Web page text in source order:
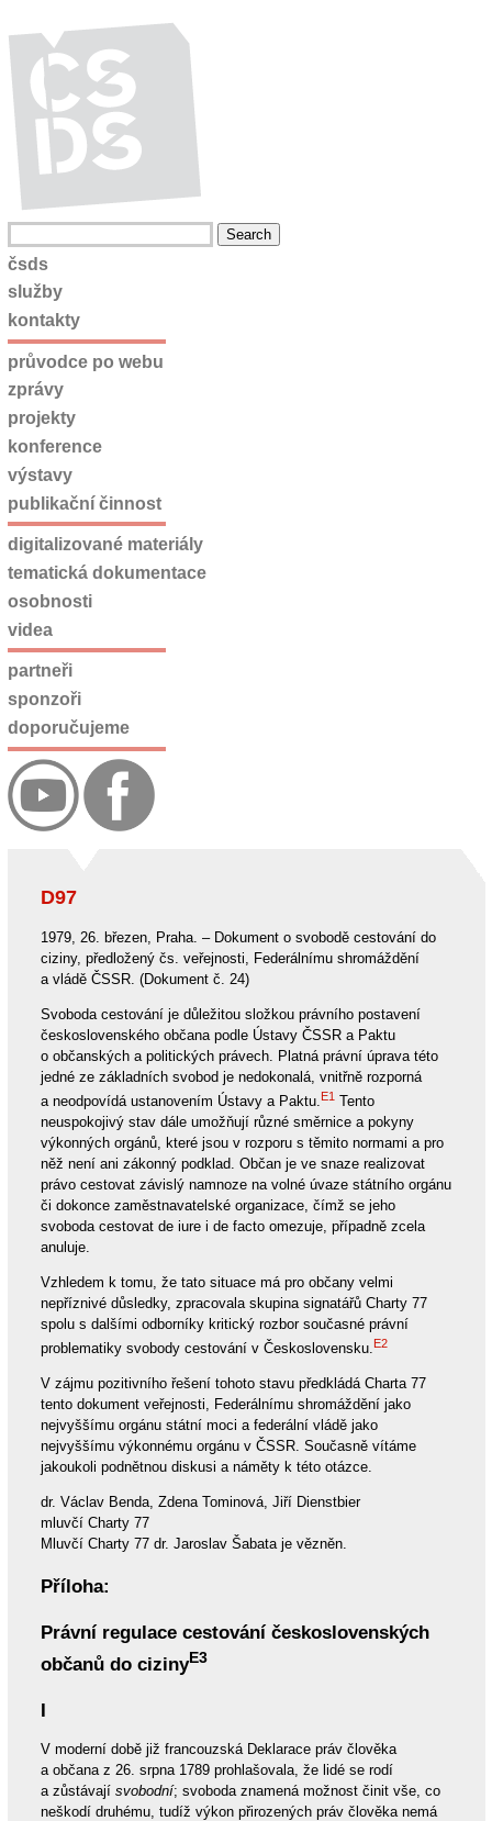
D97
1979, 26. březen, Praha. – Dokument o svobodě cestování do
ciziny, předložený čs. veřejnosti, Federálnímu shromáždění
a vládě ČSSR. (Dokument č. 24)
Svoboda cestování je důležitou složkou právního postavení
československého občana podle Ústavy ČSSR a Paktu
o občanských a politických právech. Platná právní úprava této
jedné ze základních svobod je nedokonalá, vnitřně rozporná
a neodpovídá ustanovením Ústavy a Paktu.E1Tento
neuspokojivý stav dále umožňují různé směrnice a pokyny
výkonných orgánů, které jsou v rozporu s těmito normami a pro
něž není ani zákonný podklad. Občan je ve snaze realizovat
právo cestovat závislý namnoze na volné úvaze státního orgánu
či dokonce zaměstnavatelské organizace, čímž se jeho
svoboda cestovat de iure i de facto omezuje, případně zcela
anuluje.
Vzhledem k tomu, že tato situace má pro občany velmi
nepříznivé důsledky, zpracovala skupina signatářů Charty 77
spolu s dalšími odborníky kritický rozbor současné právní
problematiky svobody cestování v Československu.E2
V zájmu pozitivního řešení tohoto stavu předkládá Charta 77
tento dokument veřejnosti, Federálnímu shromáždění jako
nejvyššímu orgánu státní moci a federální vládě jako
nejvyššímu výkonnému orgánu v ČSSR. Současně vítáme
jakoukoli podnětnou diskusi a náměty k této otázce.
dr. Václav Benda, Zdena Tominová, Jiří Dienstbier
mluvčí Charty 77
Mluvčí Charty 77 dr. Jaroslav Šabata je vězněn.
Příloha:
Právní regulace cestování československých
občanů do cizinyE3
I
V moderní době již francouzská Deklarace práv člověka
a občana z 26. srpna 1789 prohlašovala, že lidé se rodí
a zůstávají svobodní; svoboda znamená možnost činit vše, co
neškodí druhému, tudíž výkon přirozených práv člověka nemá
čsds
služby
kontakty
průvodce po webu
zprávy
projekty
konference
výstavy
publikační činnost
digitalizované materiály
tematická dokumentace
osobnosti
videa
partneři
sponzoři
doporučujeme